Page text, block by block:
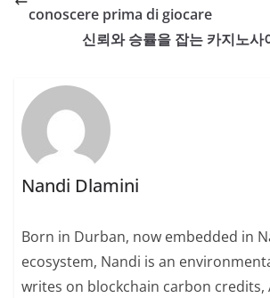
conoscere prima di giocare
신뢰와 승률을 잡는 카지노사
Nandi Dlamini
Born in Durban, now embedded in
ecosystem, Nandi is an
writes on blockchain carbon